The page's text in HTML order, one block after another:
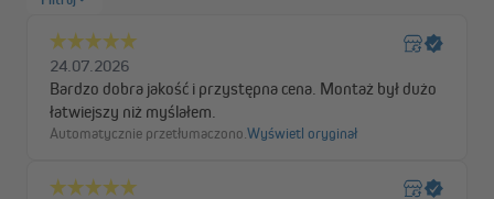
pozostaje stabilna i nie chwieje się nawet przy uchylonym oknie.